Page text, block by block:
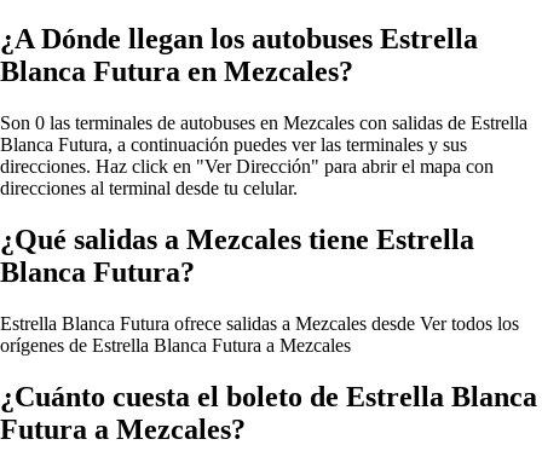
¿A Dónde llegan los autobuses Estrella
Blanca Futura en Mezcales?
Son 0 las terminales de autobuses en Mezcales con salidas de Estrella
Blanca Futura, a continuación puedes ver las terminales y sus
direcciones. Haz click en "Ver Dirección" para abrir el mapa con
direcciones al terminal desde tu celular.
¿Qué salidas a Mezcales tiene Estrella
Blanca Futura?
Estrella Blanca Futura ofrece salidas a Mezcales desde Ver todos los
orígenes de Estrella Blanca Futura a Mezcales
¿Cuánto cuesta el boleto de Estrella Blanca
Futura a Mezcales?